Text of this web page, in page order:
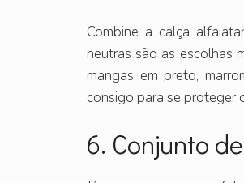
Combine a calça
neutras são as escolhas
mangas em preto,
consigo para se proteger
6. Conjunto